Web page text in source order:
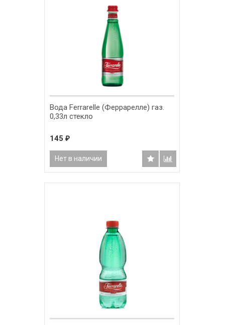
Вода Ferrarelle (Феррарелле) газ.
0,33л стекло
145 ₽
Нет в наличии